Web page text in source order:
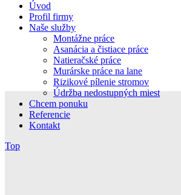
Úvod
Profil firmy
Naše služby
Montážne práce
Asanácia a čistiace práce
Natieračské práce
Murárske práce na lane
Rizikové pílenie stromov
Údržba nedostupných miest
Chcem ponuku
Referencie
Kontakt
Top